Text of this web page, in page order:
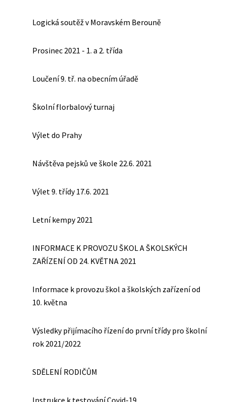
Logická soutěž v Moravském Berouně
Prosinec 2021 - 1. a 2. třída
Loučení 9. tř. na obecním úřadě
Školní florbalový turnaj
Výlet do Prahy
Návštěva pejsků ve škole 22.6. 2021
Výlet 9. třídy 17.6. 2021
Letní kempy 2021
INFORMACE K PROVOZU ŠKOL A ŠKOLSKÝCH
ZAŘÍZENÍ OD 24. KVĚTNA 2021
Informace k provozu škol a školských zařízení od
10. května
Výsledky přijímacího řízení do první třídy pro školní
rok 2021/2022
SDĚLENÍ RODIČŮM
Instrukce k testování Covid-19